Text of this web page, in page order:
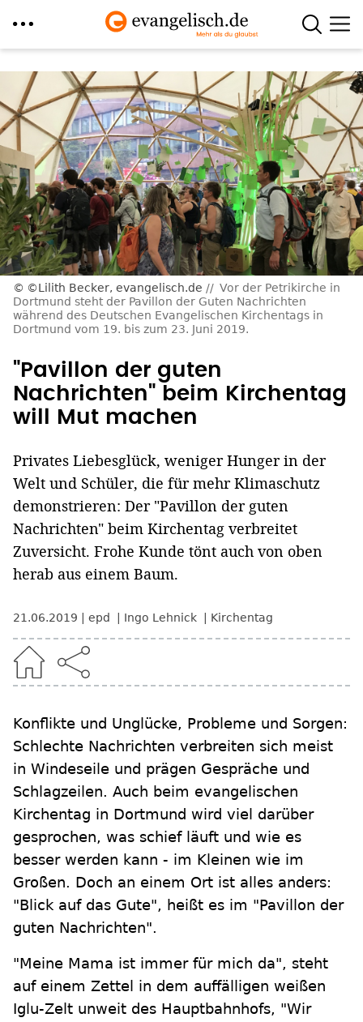
zum
Inhalt
©Lilith Becker, evangelisch.de
Vor der Petrikirche in
Dortmund steht der Pavillon der Guten Nachrichten
während des Deutschen Evangelischen Kirchentags in
Dortmund vom 19. bis zum 23. Juni 2019.
"Pavillon der guten
Nachrichten" beim Kirchentag
will Mut machen
Privates Liebesglück, weniger Hunger in der
Welt und Schüler, die für mehr Klimaschutz
demonstrieren: Der "Pavillon der guten
Nachrichten" beim Kirchentag verbreitet
Zuversicht. Frohe Kunde tönt auch von oben
herab aus einem Baum.
21.06.2019 epd Ingo Lehnick Kirchentag
Konflikte und Unglücke, Probleme und Sorgen:
Schlechte Nachrichten verbreiten sich meist
in Windeseile und prägen Gespräche und
Schlagzeilen. Auch beim evangelischen
Kirchentag in Dortmund wird viel darüber
gesprochen, was schief läuft und wie es
besser werden kann - im Kleinen wie im
Großen. Doch an einem Ort ist alles anders:
"Blick auf das Gute", heißt es im "Pavillon der
guten Nachrichten".
"Meine Mama ist immer für mich da", steht
auf einem Zettel in dem auffälligen weißen
Iglu-Zelt unweit des Hauptbahnhofs, "Wir